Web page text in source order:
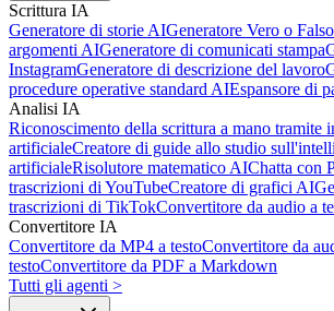
Scrittura IA
Generatore di storie AIGeneratore Vero o Falso
argomenti AIGeneratore di comunicati stampa
InstagramGeneratore di descrizione del lavoro
procedure operative standard AIEspansore di
Analisi IA
Riconoscimento della scrittura a mano tramite
artificialeCreatore di guide allo studio
artificialeRisolutore matematico AIChatta con
trascrizioni di YouTubeCreatore di grafici AI
trascrizioni di TikTokConvertitore da audio a
Convertitore IA
Convertitore da MP4 a testoConvertitore da
testoConvertitore da PDF a Markdown
Tutti gli agenti >